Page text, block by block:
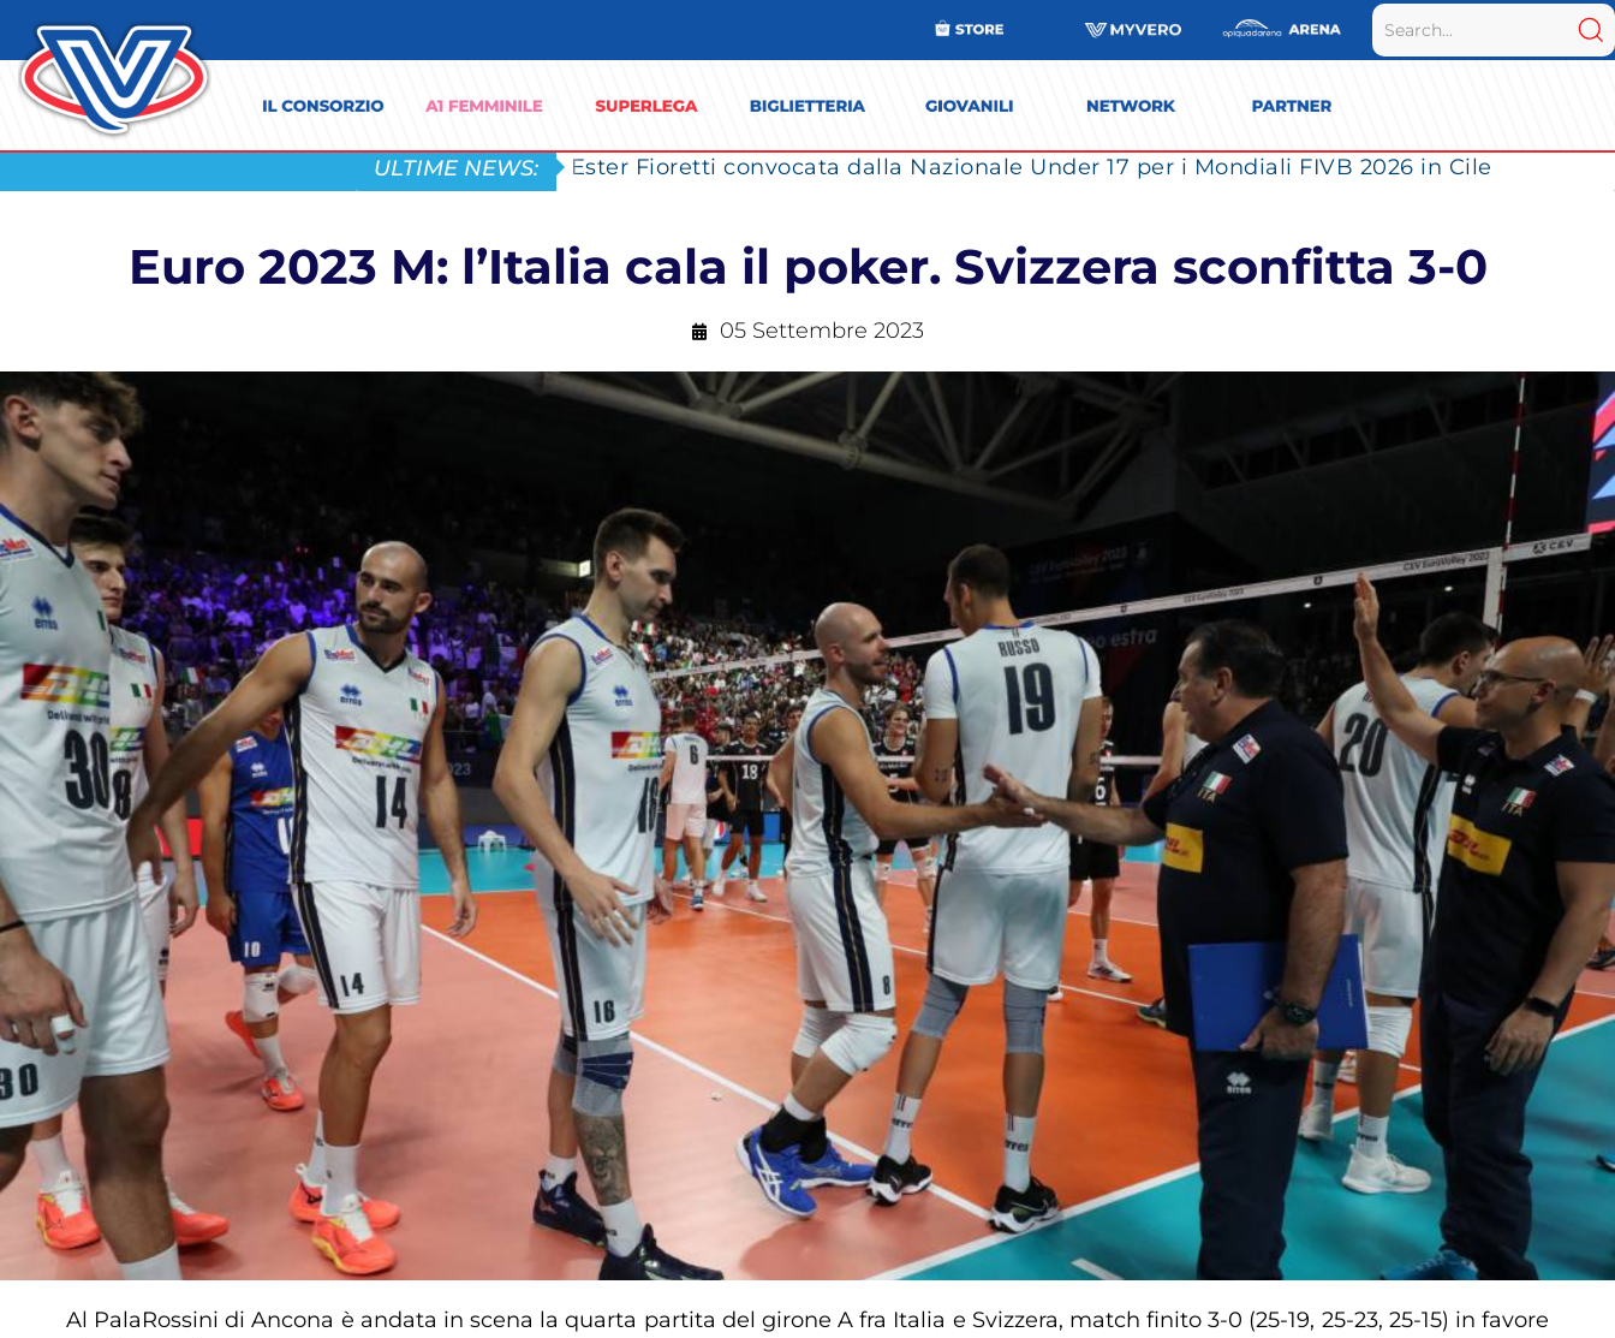
ULTIME NEWS: Ester Fioretti convocata dalla Nazionale Under 17 per i Mondiali FIVB 2026 in Cile
Euro 2023 M: l’Italia cala il poker. Svizzera sconfitta 3-0
05 Settembre 2023
Al PalaRossini di Ancona è andata in scena la quarta partita del girone A fra Italia e Svizzera, match finito 3-0 (25-19, 25-23, 25-15) in favore